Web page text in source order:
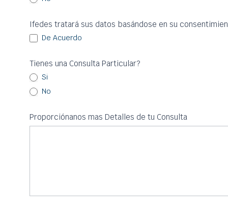
Ifedes tratará sus datos basándose en su
De Acuerdo
Tienes una Consulta Particular?
Si
No
Proporciónanos mas Detalles de tu Consulta